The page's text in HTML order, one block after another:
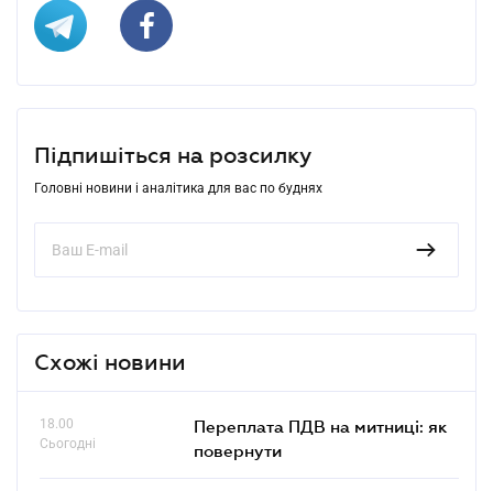
Підпишіться на розсилку
Головні новини і аналітика для вас по буднях
Схожі новини
18.00
Сьогодні
Переплата ПДВ на митниці: як
повернути